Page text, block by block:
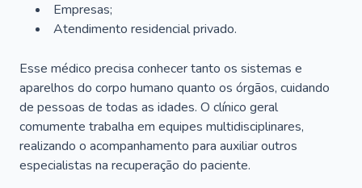
Empresas;
Atendimento residencial privado.
Esse médico precisa conhecer tanto os sistemas e
aparelhos do corpo humano quanto os órgãos, cuidando
de pessoas de todas as idades. O clínico geral
comumente trabalha em equipes multidisciplinares,
realizando o acompanhamento para auxiliar outros
especialistas na recuperação do paciente.